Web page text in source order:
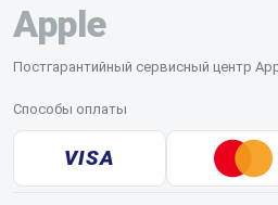
Apple
Постгарантийный сервисный центр
Способы оплаты
VISA